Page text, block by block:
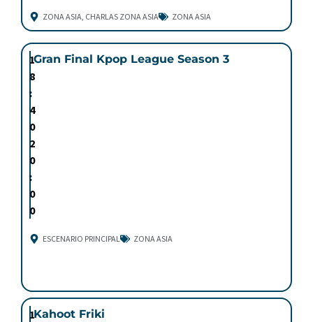
ZONA ASIA, CHARLAS ZONA ASIA ZONA ASIA
1
8
:
4
0
2
0
:
0
0
Gran Final Kpop League Season 3
ESCENARIO PRINCIPAL ZONA ASIA
1Kahoot Friki